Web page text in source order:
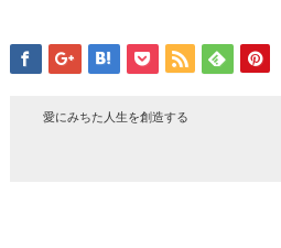
愛にみちた人生を創造する